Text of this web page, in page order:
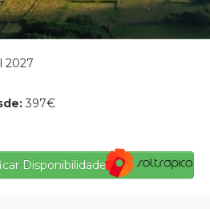
2027
397€
Disponibilidade